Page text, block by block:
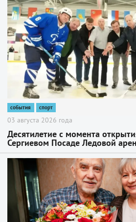
события спорт
03 августа 2026 года
Десятилетие с момента
Сергиевом Посаде Ледовой
хоккейным матчем между
(Ледового спортивного